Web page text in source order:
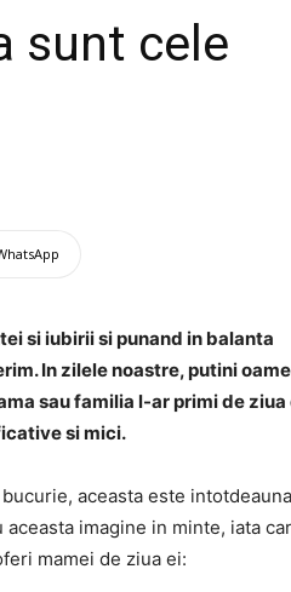
sunt cele
si iubirii si punand in balanta
In zilele noastre, putini
sau familia l-ar primi de ziua
si mici.
aceasta este intotdeauna
imagine in minte, iata
mamei de ziua ei: